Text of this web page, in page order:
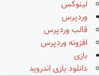
لینوکس
وردپرس
قالب وردپرس
افزونه وردپرس
بازی
دانلود بازی اندروید